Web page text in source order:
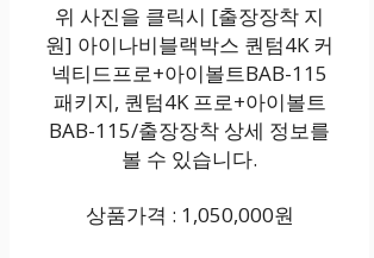
위 사진을 클릭시 [출장장착 지
원] 아이나비블랙박스 퀀텀4K 커
넥티드프로+아이볼트BAB-115
패키지, 퀀텀4K 프로+아이볼트
BAB-115/출장장착 상세 정보를
볼 수 있습니다.
상품가격 : 1,050,000원